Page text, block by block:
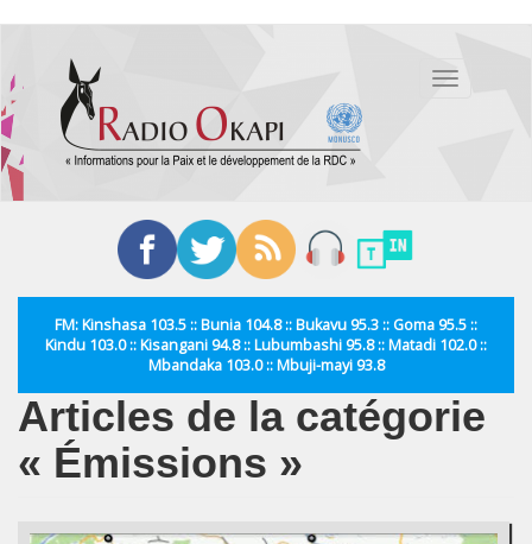
contenu
principal
Toggle
FM: Kinshasa 103.5 :: Bunia 104.8 :: Bukavu 95.3 :: Goma 95.5 ::
Kindu 103.0 :: Kisangani 94.8 :: Lubumbashi 95.8 :: Matadi 102.0 ::
Mbandaka 103.0 :: Mbuji-mayi 93.8
Articles de la catégorie
« Émissions »